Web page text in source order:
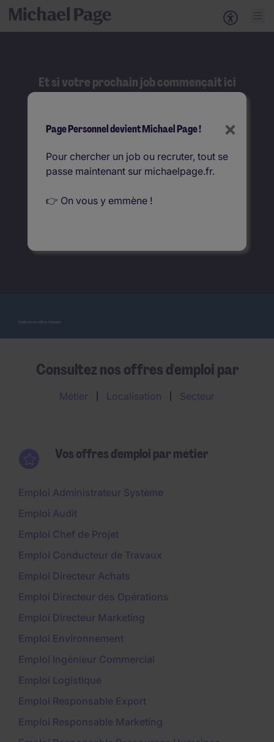
Et si votre prochain job commençait ici
?
Explorez nos offres d'emploi
Consultez nos offres d'emploi par
Métier Localisation Secteur
Vos offres d'emploi par métier
Emploi Administrateur Système
Emploi Audit
Emploi Chef de Projet
Emploi Conducteur de Travaux
Emploi Directeur Achats
Emploi Directeur des Opérations
Emploi Directeur Marketing
Emploi Environnement
Emploi Ingénieur Commercial
Emploi Logistique
Emploi Responsable Export
Emploi Responsable Marketing
×
Page Personnel devient Michael Page !
Pour chercher un job ou recruter, tout se
passe maintenant sur michaelpage.fr.
👉 On vous y emmène !